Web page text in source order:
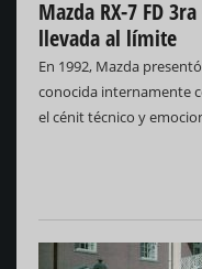
Mazda RX-7 FD
llevada al límite
En 1992, Mazda
conocida internamente
el cénit técnico y